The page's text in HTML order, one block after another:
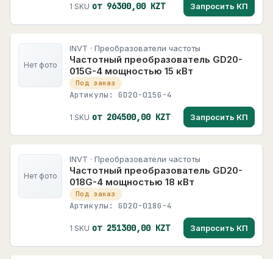
1 SKU от 96300,00 KZT Запросить КП
Нет фото
INVT · Преобразователи частоты
Частотный преобразователь GD20-
015G-4 мощностью 15 кВт
Под заказ
Артикулы: GD20-015G-4
1 SKU от 204500,00 KZT Запросить КП
Нет фото
INVT · Преобразователи частоты
Частотный преобразователь GD20-
018G-4 мощностью 18 кВт
Под заказ
Артикулы: GD20-018G-4
1 SKU от 251300,00 KZT Запросить КП